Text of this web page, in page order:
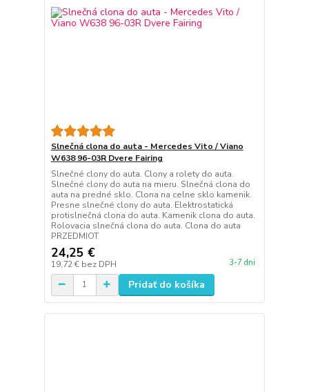
Slnečná clona do auta - Mercedes Vito / Viano
W638 96-03R Dvere Fairing
Slnečné clony do auta. Clony a rolety do auta.
Slnečné clony do auta na mieru. Slnečná clona do
auta na predné sklo. Clona na celne sklo kamenik.
Presne slnečné clony do auta. Elektrostatická
protislnečná clona do auta. Kamenik clona do auta.
Rolovacia slnečná clona do auta. Clona do auta
PRZEDMIOT
24,25 €
19,72 € bez DPH 3-7 dni
Pridať do košíka